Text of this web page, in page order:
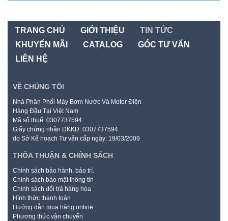
TRANG CHỦ GIỚI THIỆU
TIN TỨC
KHUYẾN MÃI
CATALOG
GÓC TƯ VẤN
LIÊN HỆ
VỀ CHÚNG TÔI
Nhà Phân Phối Máy Bơm Nước Và Motor Điện
Hàng Đầu Tại Việt Nam
Mã số thuế: 0307737594
Giấy chứng nhận ĐKKD: 0307737594
do Sở Kế hoạch Tư vấn cấp ngày: 19/03/2009
THỎA THUẬN & CHÍNH SÁCH
Chính sách bảo hành, bảo trì.
Chính sách bảo mật thông tin
Chính sách đổi trả hàng hóa
Hình thức thanh toán
Hướng dẫn mua hàng online
Phương thức vận chuyển